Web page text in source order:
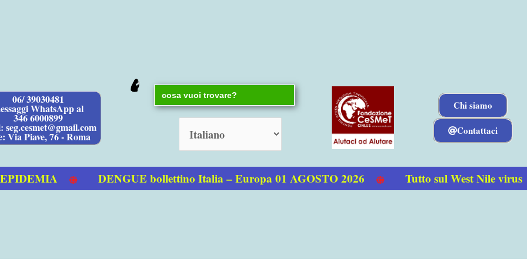
06/ 39030481
WhatsApp al
346 6000899
seg.cesmet@gmail.com
Via Piave, 76 - Roma
Search
for:
Chi siamo
Contattaci
DENGUE bollettino Italia – Europa 01 AGOSTO 2026 Tutto sul West Nile virus